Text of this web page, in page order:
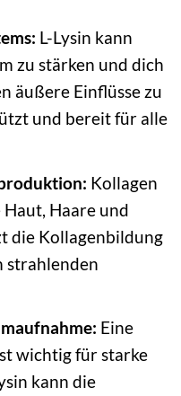
L-Lysin kann
zu stärken und dich
äußere Einflüsse zu
und bereit für alle
Kollagen
Haare und
die Kollagenbildung
strahlenden
Eine
wichtig für starke
kann die